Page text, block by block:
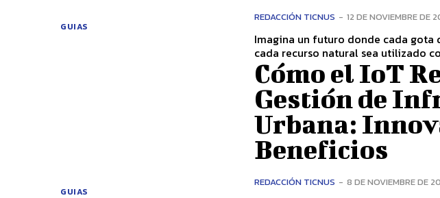
GUIAS
REDACCIÓN TICNUS - 12 DE NOVIEMBRE DE
Imagina un futuro donde cada
cada recurso natural sea utilizado
GUIAS
Cómo el IoT
Gestión de
Urbana:
Beneficios
REDACCIÓN TICNUS - 8 DE NOVIEMBRE DE